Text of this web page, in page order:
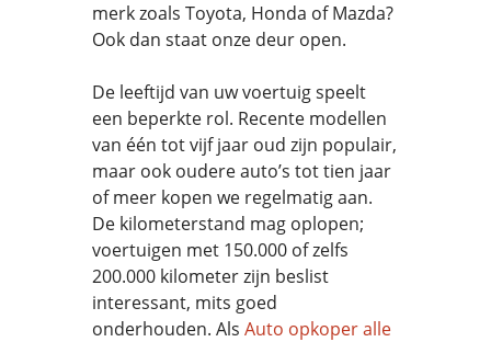
merk zoals Toyota, Honda of Mazda?
Ook dan staat onze deur open.
De leeftijd van uw voertuig speelt
een beperkte rol. Recente modellen
van één tot vijf jaar oud zijn populair,
maar ook oudere auto’s tot tien jaar
of meer kopen we regelmatig aan.
De kilometerstand mag oplopen;
voertuigen met 150.000 of zelfs
200.000 kilometer zijn beslist
interessant, mits goed
onderhouden. Als Auto opkoper alle